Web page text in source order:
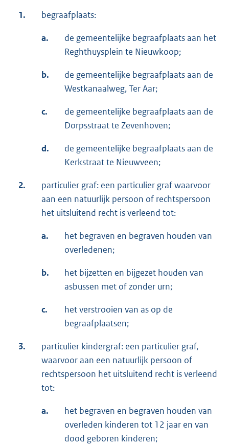
1. begraafplaats:
a.
de gemeentelijke begraafplaats aan het
Reghthuysplein te Nieuwkoop;
b.
de gemeentelijke begraafplaats aan de
Westkanaalweg, Ter Aar;
c.
de gemeentelijke begraafplaats aan de
Dorpsstraat te Zevenhoven;
d.
de gemeentelijke begraafplaats aan de
Kerkstraat te Nieuwveen;
2.
particulier graf: een particulier graf waarvoor
aan een natuurlijk persoon of rechtspersoon
het uitsluitend recht is verleend tot:
a.
het begraven en begraven houden van
overledenen;
b.
het bijzetten en bijgezet houden van
asbussen met of zonder urn;
c.
het verstrooien van as op de
begraafplaatsen;
3.
particulier kindergraf: een particulier graf,
waarvoor aan een natuurlijk persoon of
rechtspersoon het uitsluitend recht is verleend
tot:
a.
het begraven en begraven houden van
overleden kinderen tot 12 jaar en van
dood geboren kinderen;